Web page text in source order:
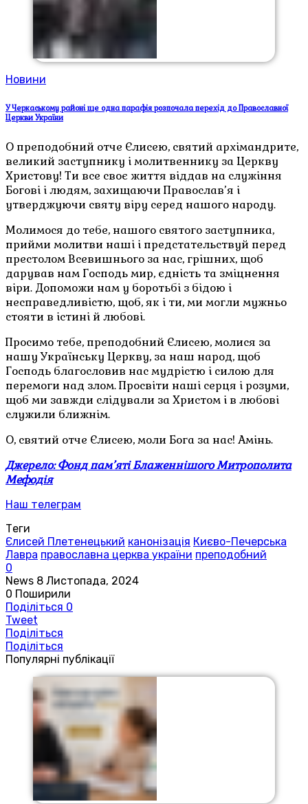
Новини
У Черкаському районі ще одна парафія розпочала перехід до Православної
Церкви України
О преподобний отче Єлисею, святий архімандрите,
великий заступнику і молитвеннику за Церкву
Христову! Ти все своє життя віддав на служіння
Богові і людям, захищаючи Православ’я і
утверджуючи святу віру серед нашого народу.
Молимося до тебе, нашого святого заступника,
прийми молитви наші і предстательствуй перед
престолом Всевишнього за нас, грішних, щоб
дарував нам Господь мир, єдність та зміцнення
віри. Допоможи нам у боротьбі з бідою і
несправедливістю, щоб, як і ти, ми могли мужньо
стояти в істині й любові.
Просимо тебе, преподобний Єлисею, молися за
нашу Українську Церкву, за наш народ, щоб
Господь благословив нас мудрістю і силою для
перемоги над злом. Просвіти наші серця і розуми,
щоб ми завжди слідували за Христом і в любові
служили ближнім.
О, святий отче Єлисею, моли Бога за нас! Амінь.
Джерело: Фонд пам’яті Блаженнішого Митрополита
Мефодія
Наш телеграм
Теги
Єлисей Плетенецький канонізація Києво-Печерська
Лавра православна церква україни преподобний
0
News 8 Листопада, 2024
0 Поширили
Поділіться 0
Tweet
Поділіться
Поділіться
Популярні публікації